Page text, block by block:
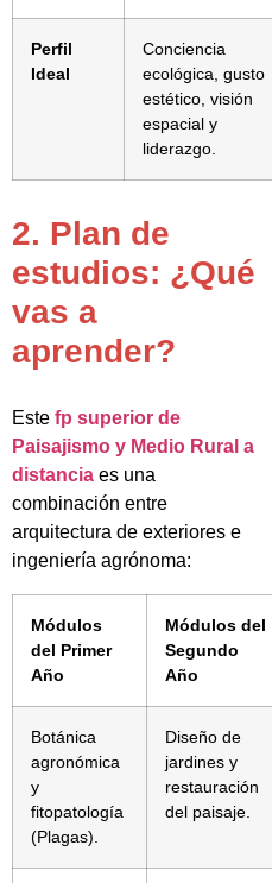
Perfil
Ideal
Conciencia
ecológica, gusto
estético, visión
espacial y
liderazgo.
2. Plan de
estudios: ¿Qué
vas a
aprender?
Este fp superior de
Paisajismo y Medio Rural a
distancia es una
combinación entre
arquitectura de exteriores e
ingeniería agrónoma:
Módulos
del Primer
Año
Módulos del
Segundo
Año
Botánica
agronómica
y
fitopatología
(Plagas).
Diseño de
jardines y
restauración
del paisaje.